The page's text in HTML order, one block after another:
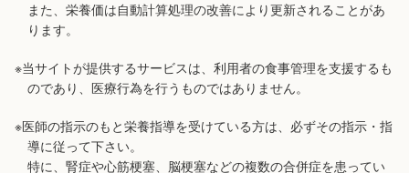
また、栄養価は自動計算処理の改善により更新されることがあ
ります。
※当サイトが提供するサービスは、利用者の食事管理を支援するも
のであり、医療行為を行うものではありません。
※医師の指示のもと栄養指導を受けている方は、必ずその指示・指
導に従って下さい。
特に、腎症や心筋梗塞、脳梗塞などの複数の合併症を患ってい